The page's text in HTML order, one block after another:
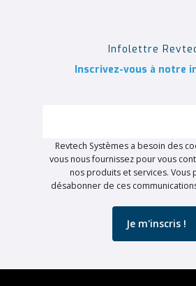
Infolettre
Inscrivez-vous à notre
Revtech Systèmes a besoin des
vous nous fournissez pour vous
nos produits et services. Vous
désabonner de ces